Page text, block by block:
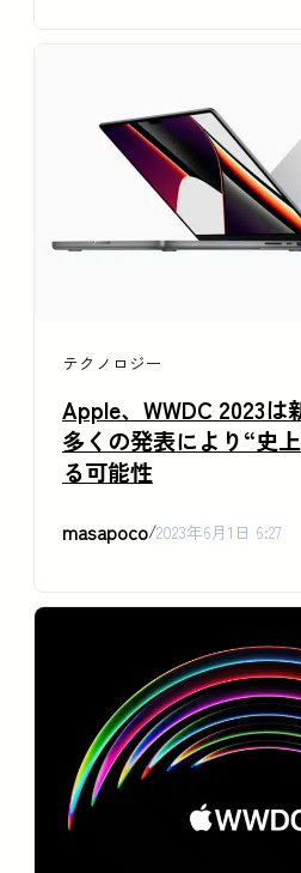
テクノロジー
Apple、WWDC 2023は
多くの発表により“史
る可能性
masapoco/2023年6月1日 6:27